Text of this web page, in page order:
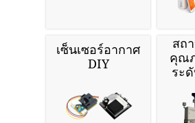
เซ็นเซอร์อากาศ
DIY
สถ
คุณ
ระ